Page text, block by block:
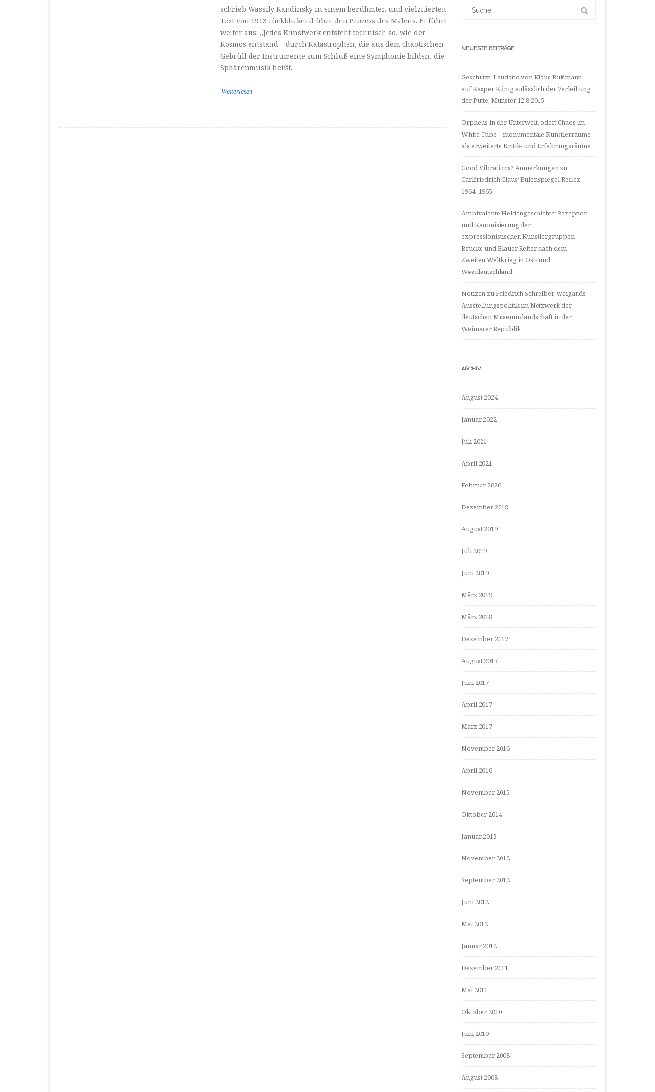
schrieb Wassily Kandinsky in einem berühmten und vielzitierten
Text von 1913 rückblickend über den Prozess des Malens. Er führt
weiter aus: „Jedes Kunstwerk entsteht technisch so, wie der
Kosmos entstand – durch Katastrophen, die aus dem chaotischen
Gebrüll der Instrumente zum Schluß eine Symphonie bilden, die
Sphärenmusik heißt.
Weiterlesen
für:
NEUESTE BEITRÄGE
Geschützt: Laudatio von Klaus Bußmann
auf Kasper König anlässlich der Verleihung
der Putte, Münster 12.8.2015
Orpheus in der Unterwelt, oder: Chaos im
White Cube – monumentale Künstlerräume
als erweiterte Kritik- und Erfahrungsräume
Good Vibrations? Anmerkungen zu
Carlfriedrich Claus‘ Eulenspiegel-Reflex,
1964–1965
Ambivalente Heldengeschichte: Rezeption
und Kanonisierung der
expressionistischen Künstlergruppen
Brücke und Blauer Reiter nach dem
Zweiten Weltkrieg in Ost- und
Westdeutschland
Notizen zu Friedrich Schreiber-Weigands
Ausstellungspolitik im Netzwerk der
deutschen Museumslandschaft in der
Weimarer Republik
ARCHIV
August 2024
Januar 2022
Juli 2021
April 2021
Februar 2020
Dezember 2019
August 2019
Juli 2019
Juni 2019
März 2019
März 2018
Dezember 2017
August 2017
Juni 2017
April 2017
März 2017
November 2016
April 2016
November 2015
Oktober 2014
Januar 2013
November 2012
September 2012
Juni 2012
Mai 2012
Januar 2012
Dezember 2011
Mai 2011
Oktober 2010
Juni 2010
September 2008
August 2008